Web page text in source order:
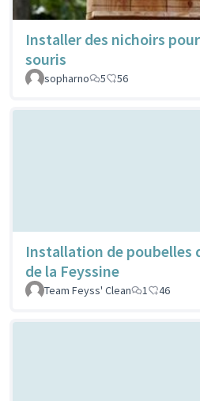
Installer des nichoirs
souris
sopharno 5 56
Installation de poubelles
de la Feyssine
Team Feyss' Clean 1 46